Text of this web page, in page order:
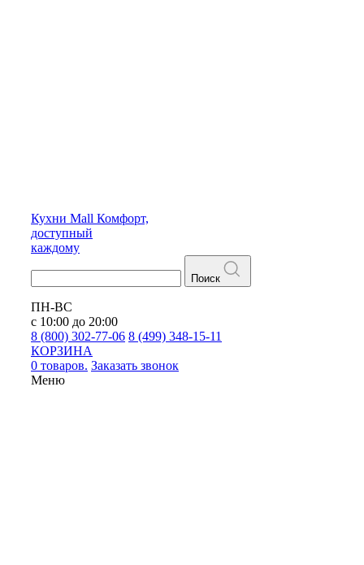
Кухни Mall Комфорт,
доступный
каждому
Поиск
ПН-ВС
с 10:00 до 20:00
8 (800) 302-77-06 8 (499) 348-15-11
КОРЗИНА
0 товаров. Заказать звонок
Меню